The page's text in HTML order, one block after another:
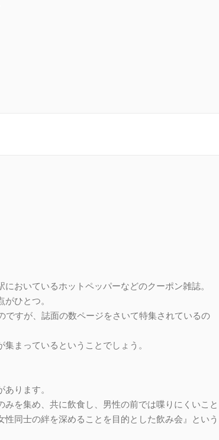
おいているホットペッパーなどのクーポン雑誌。
ひとつ。
ですが、誌面の数ページをさいて特集されているの
まっているということでしょう。
ります。
を集め、共に飲食し、男性の前では喋りにくいこと
同士の絆を深めることを目的とした飲み会』という